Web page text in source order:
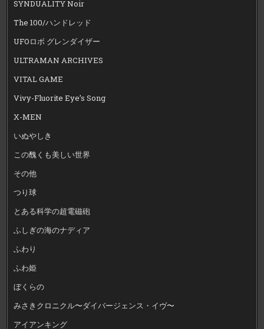
SYNDUALITY Noir
The 100/ハンドレッド
UFOロボ グレンダイザー
ULTRAMAN ARCHIVES
VITAL GAME
Vivy-Fluorite Eye’s Song
X-MEN
いぬやしき
この醜くも美しい世界
その他
つり球
とある科学の超電磁砲
ふしぎの海のナディア
ふわり
ふわ姫
ぼくらの
みさきクロニクル〜ダイバージェンス・イヴ〜
アイアンキング